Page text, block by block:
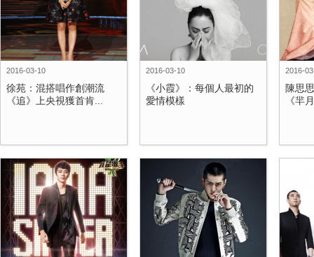
2016-03-10
徐苑：混搭唱作創潮流
《追》上央視獲首肯...
2016-03-10
《小霞》：每個人最初的
愛情模樣
2016-
陳思
《羋